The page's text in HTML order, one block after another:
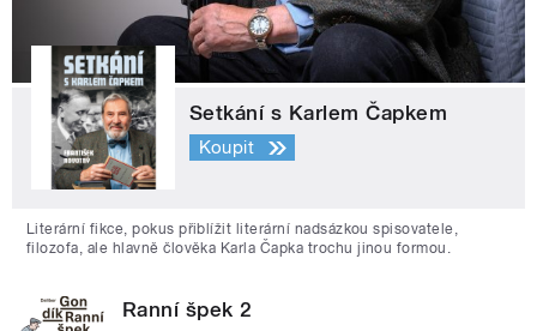
Setkání s Karlem Čapkem
Koupit
Literární fikce, pokus přiblížit literární nadsázkou spisovatele,
filozofa, ale hlavně člověka Karla Čapka trochu jinou formou.
Ranní špek 2